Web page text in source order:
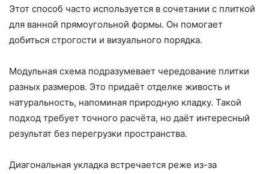
Этот способ часто используется в сочетании с плиткой
для ванной прямоугольной формы. Он помогает
добиться строгости и визуального порядка.
Модульная схема подразумевает чередование плитки
разных размеров. Это придаёт отделке живость и
натуральность, напоминая природную кладку. Такой
подход требует точного расчёта, но даёт интересный
результат без перегрузки пространства.
Диагональная укладка встречается реже из-за